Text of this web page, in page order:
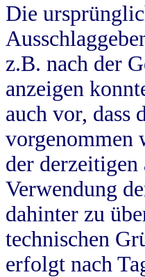
Die
z.B. nach der
anzeigen
auch vor, dass
vorgenommen
der
Verwendung
dahinter zu
technischen
erfolgt nach